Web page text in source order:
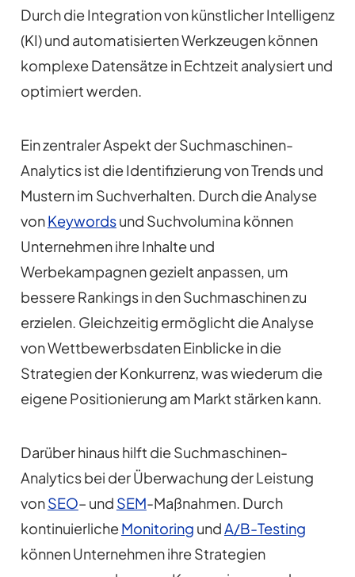
Durch die Integration von künstlicher Intelligenz
(KI) und automatisierten Werkzeugen können
komplexe Datensätze in Echtzeit analysiert und
optimiert werden.
Ein zentraler Aspekt der Suchmaschinen-
Analytics ist die Identifizierung von Trends und
Mustern im Suchverhalten. Durch die Analyse
vonKeywordsund Suchvolumina können
Unternehmen ihre Inhalte und
Werbekampagnen gezielt anpassen, um
bessere Rankings in den Suchmaschinen zu
erzielen. Gleichzeitig ermöglicht die Analyse
von Wettbewerbsdaten Einblicke in die
Strategien der Konkurrenz, was wiederum die
eigene Positionierung am Markt stärken kann.
Darüber hinaus hilft die Suchmaschinen-
Analytics bei der Überwachung der Leistung
vonSEO– und SEM-Maßnahmen. Durch
kontinuierlicheMonitoring undA/B-Testing
können Unternehmen ihre Strategien